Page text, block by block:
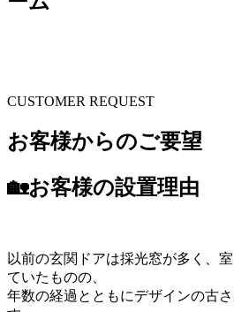
CUSTOMER REQUEST
お客様からのご要望
🏡お客様の設置理由
以前の玄関ドアは採光窓が多く、
ていたものの、
年数の経過とともにデザインの古